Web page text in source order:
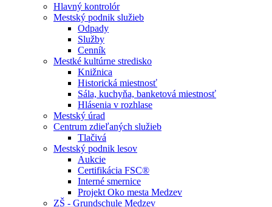
Hlavný kontrolór
Mestský podnik služieb
Odpady
Služby
Cenník
Mestké kultúrne stredisko
Knižnica
Historická miestnosť
Sála, kuchyňa, banketová miestnosť
Hlásenia v rozhlase
Mestský úrad
Centrum zdieľaných služieb
Tlačivá
Mestský podnik lesov
Aukcie
Certifikácia FSC®
Interné smernice
Projekt Oko mesta Medzev
ZŠ - Grundschule Medzev